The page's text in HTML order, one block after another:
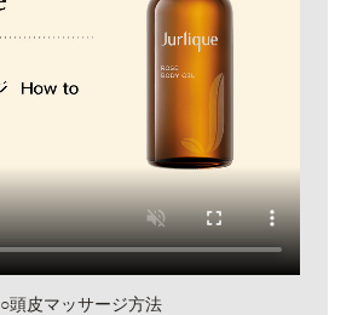
○頭皮マッサージ方法